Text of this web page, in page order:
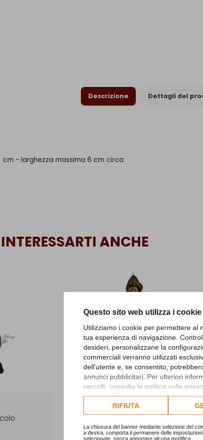
Questo sito web utilizza i cookie
Utilizziamo i cookie per permettere al
tua esperienza di navigazione.
desideri, personalizzane la
commerciali verranno utilizzati
dell'utente e, se consentito,
annunci pubblicitari. Per ulteriori
raccolti, consulta la politica sulla
Consulta l'informativa cookie
RIFIUTA
La chiusura del banner mediante selezione del
a destra, comporta il permanere delle
selezionate, senza apportare alcuna modifica.
Descrizione Dettagli del
cm - larghezza massima 6 cm circa
ANCHE
Talismano di Garuda in bronzo
CITI050B